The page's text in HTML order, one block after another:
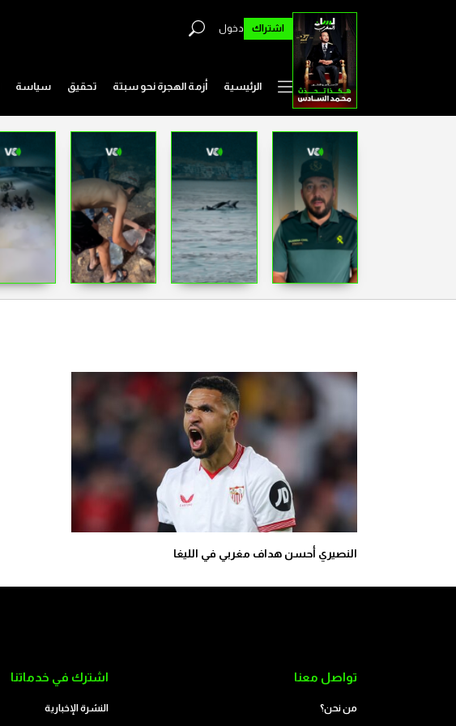
اشتراك دخول
الرئيسية أزمة الهجرة نحو سبتة تحقيق سياسة
النصيري أحسن هداف مغربي في الليغا
تواصل معنا
من نحن؟
اشترك في خدماتنا
النشرة الإخبارية